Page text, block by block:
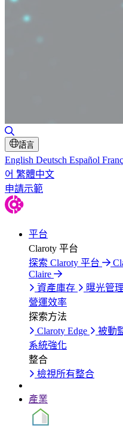
切換搜尋
語言
English Deutsch Español
어 繁體中文
申請示範
平台
Claroty 平台
探索 Claroty 平台
Claire
資產庫存
曝光管理
營運效率
探索方法
Claroty Edge
被動
系統強化
整合
檢視所有整合
產業